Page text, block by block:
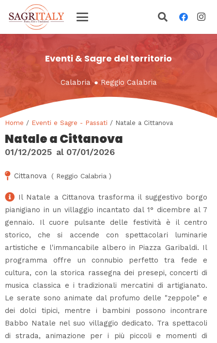
Eventi & Sagre del territorio
Calabria ●Reggio Calabria
Home / Eventi e Sagre - Passati / Natale a Cittanova
Natale a Cittanova
01/12/2025 al 07/01/2026
Cittanova ( Reggio Calabria )
Il Natale a Cittanova trasforma il suggestivo borgo
pianigiano in un villaggio incantato dal 1° dicembre al 7
gennaio. Il cuore pulsante delle festività è il centro
storico, che si accende con spettacolari luminarie
artistiche e l'immancabile albero in Piazza Garibaldi. Il
programma offre un connubio perfetto tra fede e
cultura, con la storica rassegna dei presepi, concerti di
musica classica e i tradizionali mercatini di artigianato.
Le serate sono animate dal profumo delle "zeppole" e
dei dolci tipici, mentre i bambini possono incontrare
Babbo Natale nel suo villaggio dedicato. Tra spettacoli
di strada, animazione per i più piccoli e momenti di